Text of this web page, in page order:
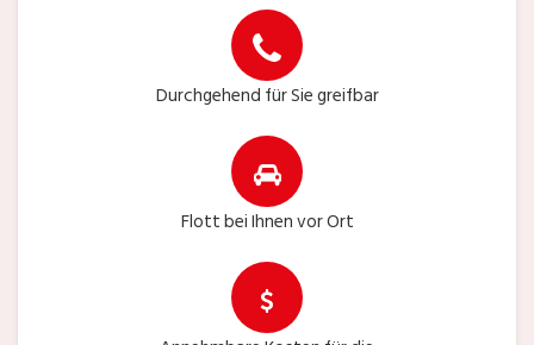
Durchgehend für Sie greifbar
Flott bei Ihnen vor Ort